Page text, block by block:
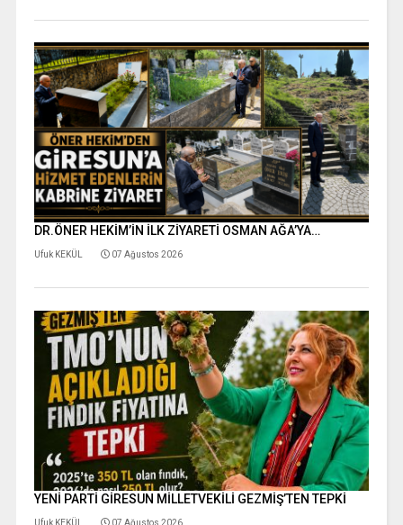
DR.ÖNER HEKİM’İN İLK ZİYARETİ OSMAN AĞA’YA…
Ufuk KEKÜL 07 Ağustos 2026
YENİ PARTİ GİRESUN MİLLETVEKİLİ GEZMİŞ’TEN TEPKİ
Ufuk KEKÜL 07 Ağustos 2026